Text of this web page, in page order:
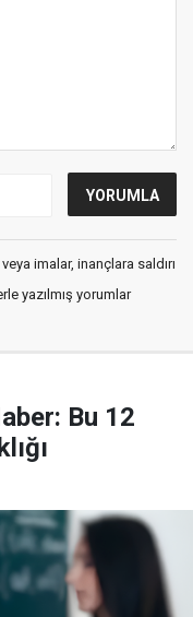
imalar, inançlara saldırı
yazılmış yorumlar
Bu 12